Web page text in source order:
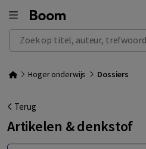
Zoek op titel, auteur, trefwoord of
Hoger onderwijs Dossiers
Terug
Artikelen & denkstof